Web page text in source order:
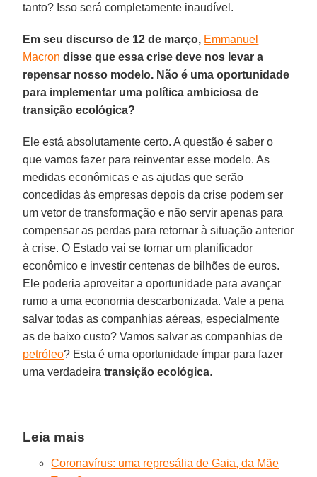
tanto? Isso será completamente inaudível.
Em seu discurso de 12 de março, Emmanuel
Macron disse que essa crise deve nos levar a
repensar nosso modelo. Não é uma oportunidade
para implementar uma política ambiciosa de
transição ecológica?
Ele está absolutamente certo. A questão é saber o
que vamos fazer para reinventar esse modelo. As
medidas econômicas e as ajudas que serão
concedidas às empresas depois da crise podem ser
um vetor de transformação e não servir apenas para
compensar as perdas para retornar à situação anterior
à crise. O Estado vai se tornar um planificador
econômico e investir centenas de bilhões de euros.
Ele poderia aproveitar a oportunidade para avançar
rumo a uma economia descarbonizada. Vale a pena
salvar todas as companhias aéreas, especialmente
as de baixo custo? Vamos salvar as companhias de
petróleo? Esta é uma oportunidade ímpar para fazer
uma verdadeira transição ecológica.
Leia mais
Coronavírus: uma represália de Gaia, da Mãe